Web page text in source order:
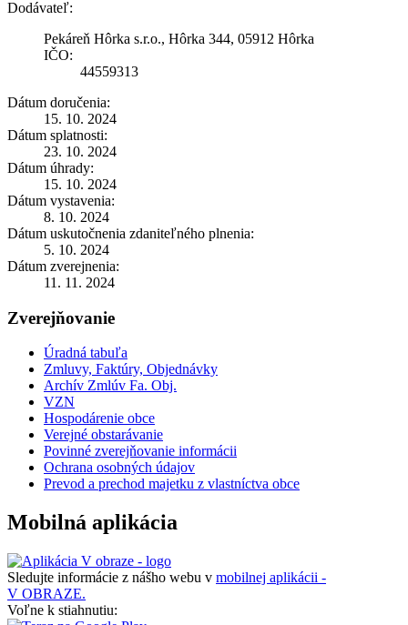
Dodávateľ:
Pekáreň Hôrka s.r.o., Hôrka 344, 05912 Hôrka
IČO:
44559313
Dátum doručenia:
15. 10. 2024
Dátum splatnosti:
23. 10. 2024
Dátum úhrady:
15. 10. 2024
Dátum vystavenia:
8. 10. 2024
Dátum uskutočnenia zdaniteľného plnenia:
5. 10. 2024
Dátum zverejnenia:
11. 11. 2024
Zverejňovanie
Úradná tabuľa
Zmluvy, Faktúry, Objednávky
Archív Zmlúv Fa. Obj.
VZN
Hospodárenie obce
Verejné obstarávanie
Povinné zverejňovanie informácii
Ochrana osobných údajov
Prevod a prechod majetku z vlastníctva obce
Mobilná aplikácia
Sledujte informácie z nášho webu v mobilnej aplikácii -
V OBRAZE.
Voľne k stiahnutiu: